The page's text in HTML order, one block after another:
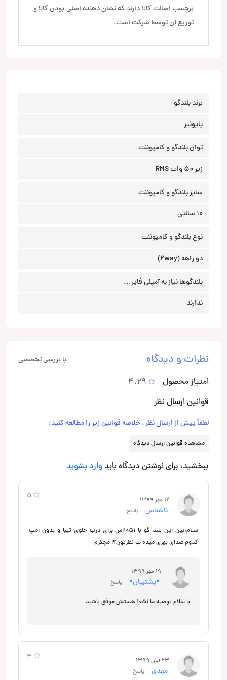
برچسب اصالت کالا دارند که نشان دهنده اصلی بودن کالا و
توزیع آن توسط شرکت است.
برند بلندگو
پایونیر
توان بلندگو و کامپوننت
زیر 50 وات RMS
سایز بلندگو و کامپوننت
10 سانتی
نوع بلندگو و کامپوننت
دو راهه (2way)
بلندگوها نیاز به آمپلی فایر...
ندارند
نظرات و دیدگاه با بررسی تخصصی
امتیاز محصول
4.29
قوانین ارسال نظر
لطفاً پیش از ارسال نظر ، خلاصه قوانین زیر را مطالعه کنید:
مشاهده قوانین ارسال دیدگاه
ببخشید، برای نوشتن دیدگاه باید وارد بشوید
5 12 مهر 1399
ناشناس پاسخ
سلام،بين اين بلند گو با ١٠٥١اس براي درب جلوي تيبا و بدون امپ
كدوم صداي بهري ميده ب نظرتون؟! مچكرم
19 مهر 1399
*پشتیبان* پاسخ
با سلام توصیه ما 1051 هستش موفق باشید
3 23 آبان 1399
مهدی پاسخ